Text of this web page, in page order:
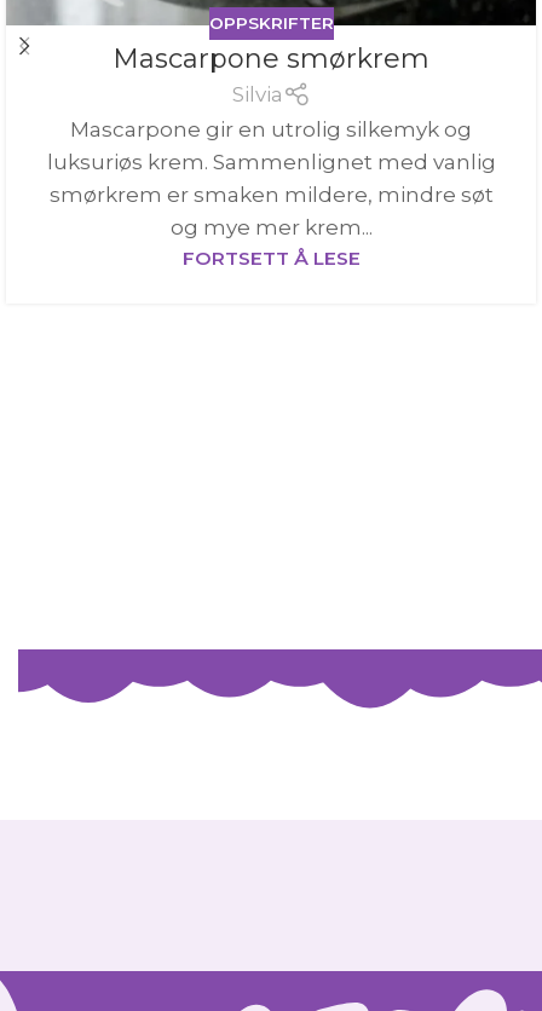
OPPSKRIFTER
Mascarpone smørkrem
Silvia
Mascarpone gir en utrolig silkemyk og
luksuriøs krem. Sammenlignet med vanlig
smørkrem er smaken mildere, mindre søt
og mye mer krem...
FORTSETT Å LESE